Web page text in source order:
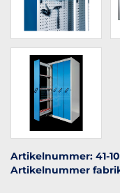
Artikelnummer: 41-
Artikelnummer